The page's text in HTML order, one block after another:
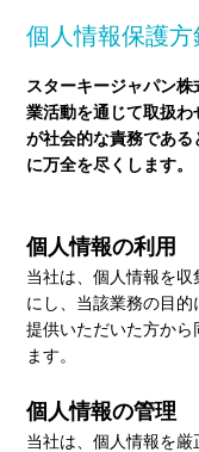
個人情報保護方
スターキージャパン
業活動を通じて取扱わ
が社会的な責務であ
に万全を尽くします。
個人情報の利用
当社は、個人情報を
にし、当該業務の目
提供いただいた方から
ます。
個人情報の管理
当社は、個人情報を